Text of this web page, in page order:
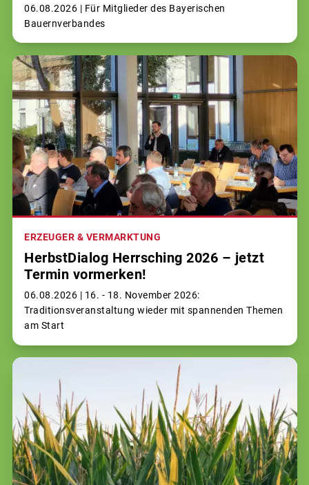
06.08.2026 | Für Mitglieder des Bayerischen
Bauernverbandes
ERZEUGER & VERMARKTUNG
HerbstDialog Herrsching 2026 – jetzt
Termin vormerken!
06.08.2026 | 16. - 18. November 2026:
Traditionsveranstaltung wieder mit spannenden Themen
am Start